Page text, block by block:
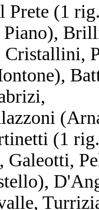
Prete (1
Piano),
(1
Galeotti,